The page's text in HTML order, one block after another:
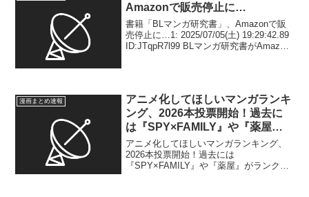
Amazonで販売停止に…
書籍「BLマンガ研究書」、Amazonで販
売停止に…1: 2025/07/05(土) 19:29:42.89
ID:JTqpR7l99 BLマンガ研究書がAmazon
漫画まとめ速報
アニメ化してほしいマンガランキ
ング、2026本投票開始！過去に
は『SPY×FAMILY』や『薬屋』
がランクイン
アニメ化してほしいマンガランキング、
2026本投票開始！過去には
『SPY×FAMILY』や『薬屋』がランクイ